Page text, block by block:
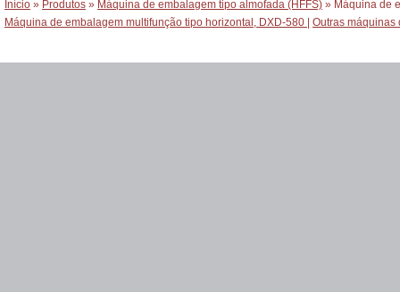
Início » Produtos » Máquina de embalagem tipo almofada (HFFS) » Máquina de
Máquina de embalagem multifunção tipo horizontal, DXD-580
Outras máquinas